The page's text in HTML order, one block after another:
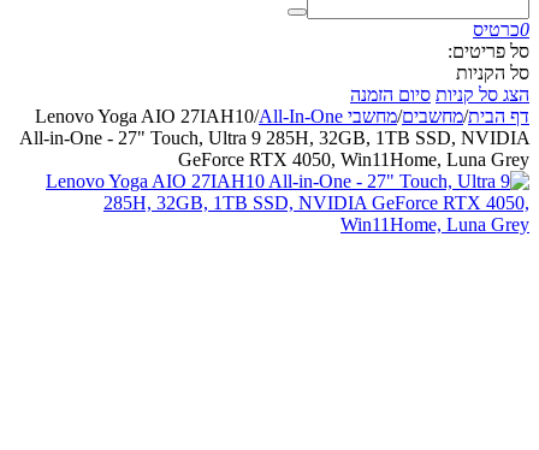
0כרטיס
סל פריטים:
סל הקניות
הצג סל קניות סיום הזמנה
דף הבית/מחשבים/מחשבי All-In-One /
Lenovo Yoga AIO 27IAH10
All-in-One - 27" Touch, Ultra 9 285H, 32GB, 1TB SSD, NVIDIA
GeForce RTX 4050, Win11Home, Luna Grey